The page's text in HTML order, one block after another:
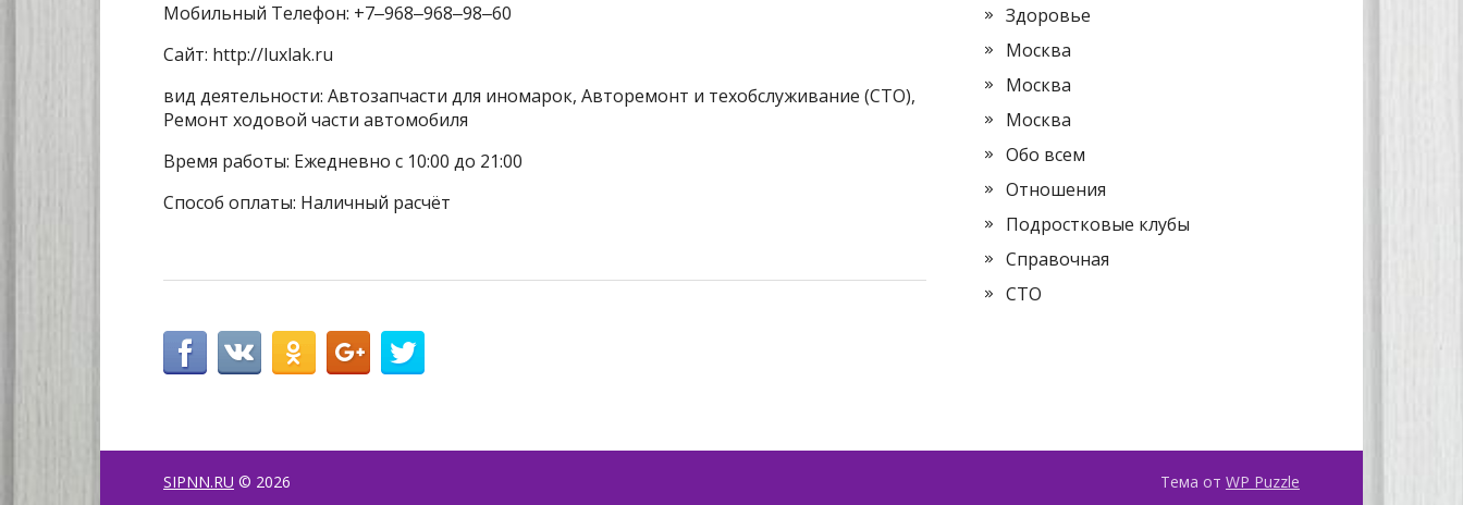
Мобильный Телефон: +7‒968‒968‒98‒60
Сайт: http://luxlak.ru
вид деятельности: Автозапчасти для иномарок, Авторемонт и техобслуживание (СТО),
Ремонт ходовой части автомобиля
Время работы: Ежедневно с 10:00 до 21:00
Способ оплаты: Наличный расчёт
Здоровье
Москва
Москва
Москва
Обо всем
Отношения
Подростковые клубы
Справочная
СТО
SIPNN.RU © 2026 Тема от WP Puzzle